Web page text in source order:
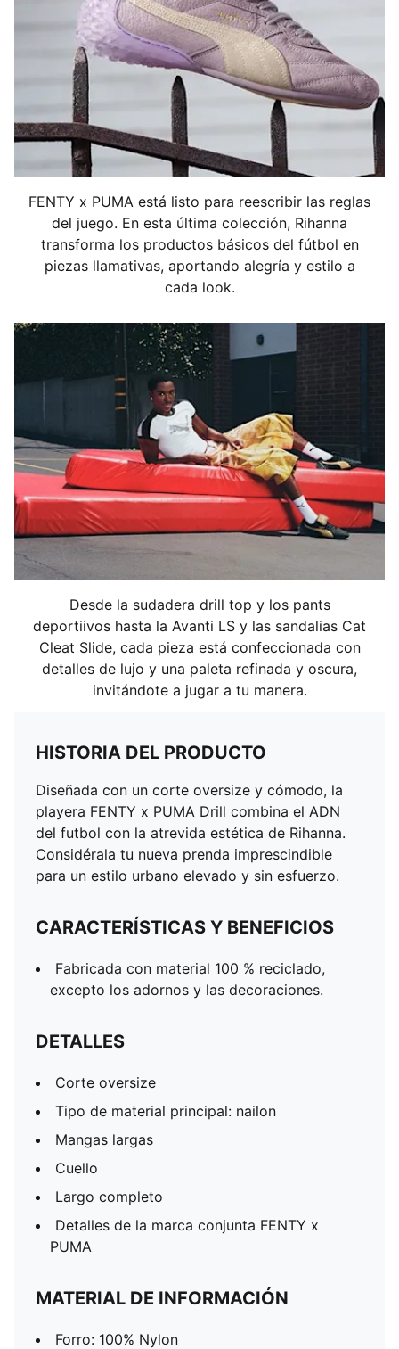
Largo completo
Detalles de la marca conjunta FENTY x PUMA
FENTY x PUMA está listo para reescribir las reglas
del juego. En esta última colección, Rihanna
transforma los productos básicos del fútbol en
piezas llamativas, aportando alegría y estilo a
cada look.
Desde la sudadera drill top y los pants
deportiivos hasta la Avanti LS y las sandalias Cat
Cleat Slide, cada pieza está confeccionada con
detalles de lujo y una paleta refinada y oscura,
invitándote a jugar a tu manera.
HISTORIA DEL PRODUCTO
Diseñada con un corte oversize y cómodo, la
playera FENTY x PUMA Drill combina el ADN
del futbol con la atrevida estética de Rihanna.
Considérala tu nueva prenda imprescindible
para un estilo urbano elevado y sin esfuerzo.
CARACTERÍSTICAS Y BENEFICIOS
Fabricada con material 100 % reciclado,
excepto los adornos y las decoraciones.
DETALLES
Corte oversize
Tipo de material principal: nailon
Mangas largas
Cuello
Largo completo
Detalles de la marca conjunta FENTY x
PUMA
MATERIAL DE INFORMACIÓN
Forro: 100% Nylon